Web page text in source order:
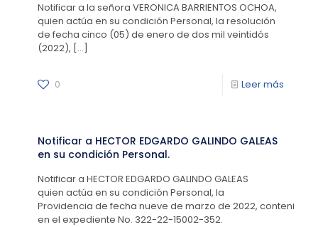
Notificar a la señora VERONICA BARRIENTOS OCHOA,
quien actúa en su condición Personal, la resolución
de fecha cinco (05) de enero de dos mil veintidós
(2022), […]
0 Leer más
Notificar a HECTOR EDGARDO GALINDO GALEAS
en su condición Personal.
Notificar a HECTOR EDGARDO GALINDO GALEAS
quien actúa en su condición Personal, la
Providencia de fecha nueve de marzo de 2022, contenida
en el expediente No. 322-22-15002-352.